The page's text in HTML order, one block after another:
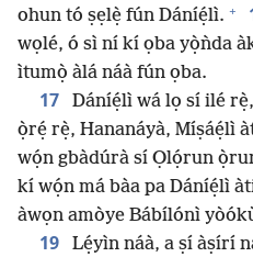
ohun tó ṣẹlẹ̀ fún Dáníẹ́lì. +
wọlé, ó sì ní kí ọba yọ̀ǹda
ìtumọ̀ àlá náà fún ọba.
17
Dáníẹ́lì wá lọ sí ilé
ọ̀rẹ́ rẹ̀, Hananáyà, Míṣáẹ́lì
wọ́n gbàdúrà sí Ọlọ́run
kí wọ́n má bàa pa Dáníẹ́lì
àwọn amòye Bábílónì
19
Lẹ́yìn náà, a ṣí àṣírí